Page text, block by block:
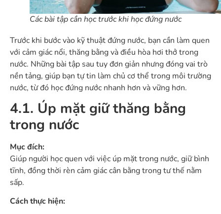
Các bài tập cần học trước khi học đứng nước
Trước khi bước vào kỹ thuật đứng nước, bạn cần làm quen
với cảm giác nổi, thăng bằng và điều hòa hơi thở trong
nước. Những bài tập sau tuy đơn giản nhưng đóng vai trò
nền tảng, giúp bạn tự tin làm chủ cơ thể trong môi trường
nước, từ đó học đứng nước nhanh hơn và vững hơn.
4.1. Úp mặt giữ thăng bằng
trong nước
Mục đích:
Giúp người học quen với việc úp mặt trong nước, giữ bình
tĩnh, đồng thời rèn cảm giác cân bằng trong tư thế nằm
sấp.
Cách thực hiện: